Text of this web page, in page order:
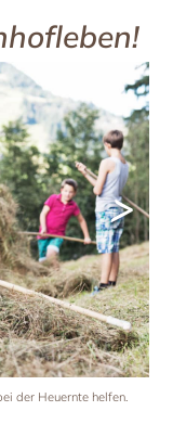
der Heuernte helfen.
>